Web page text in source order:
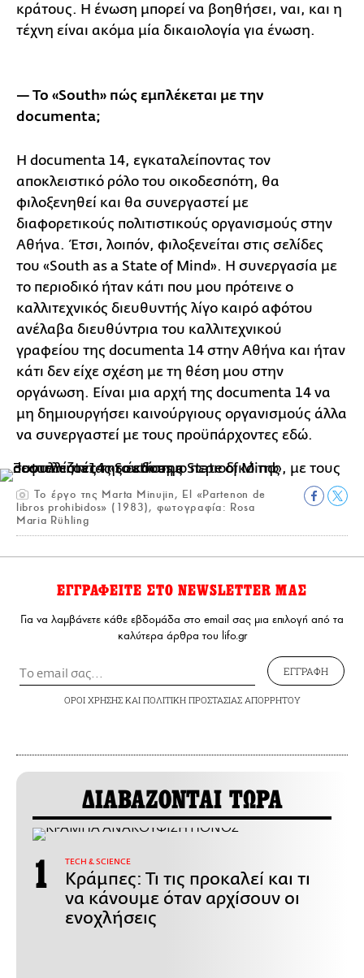
κράτους. Η ένωση μπορεί να βοηθήσει, ναι, και η
τέχνη είναι ακόμα μία δικαιολογία για ένωση.
— Το «South» πώς εμπλέκεται με την
documenta;
Η documenta 14, εγκαταλείποντας τον
αποκλειστικό ρόλο του οικοδεσπότη, θα
φιλοξενηθεί και θα συνεργαστεί με
διαφορετικούς πολιτιστικούς οργανισμούς στην
Αθήνα. Έτσι, λοιπόν, φιλοξενείται στις σελίδες
του «South as a State of Mind». Η συνεργασία με
το περιοδικό ήταν κάτι που μου πρότεινε ο
καλλιτεχνικός διευθυντής λίγο καιρό αφότου
ανέλαβα διευθύντρια του καλλιτεχνικού
γραφείου της documenta 14 στην Αθήνα και ήταν
κάτι δεν είχε σχέση με τη θέση μου στην
οργάνωση. Είναι μια αρχή της documenta 14 να
μη δημιουργήσει καινούργιους οργανισμούς άλλα
να συνεργαστεί με τους προϋπάρχοντες εδώ.
Το έργο της Marta Minujin, El «Partenon de
libros prohibidos» (1983), φωτογραφία: Rosa
Maria Rühling
ΕΓΓΡΑΦΕΙΤΕ ΣΤΟ NEWSLETTER ΜΑΣ
Για να λαμβάνετε κάθε εβδομάδα στο email σας μια επιλογή από τα
καλύτερα άρθρα του lifo.gr
ΕΓΓΡΑΦΗ
ΟΡΟΙ ΧΡΗΣΗΣΚΑΙ ΠΟΛΙΤΙΚΗ ΠΡΟΣΤΑΣΙΑΣ ΑΠΟΡΡΗΤΟΥ
ΔΙΑΒΑΖΟΝΤΑΙ ΤΩΡΑ
ΤECH & SCIENCE
Κράμπες: Τι τις προκαλεί και τι
να κάνουμε όταν αρχίσουν οι
ενοχλήσεις